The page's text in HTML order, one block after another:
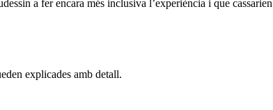
a fer encara més inclusiva l’experiència i que cassarien
explicades amb detall.